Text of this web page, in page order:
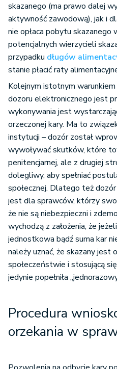
skazanego (ma prawo dalej
aktywność zawodową), jak i
nie opłaca pobytu skazanego
potencjalnych wierzycieli
przypadku długów
stanie płacić raty
Kolejnym istotnym
dozoru elektronicznego jest
wykonywania jest
orzeczonej kary. Ma to
instytucji – dozór został
wywoływać skutków, które
penitencjarnej, ale z drugiej
dolegliwy, aby spełniać
społecznej. Dlatego też
jest dla sprawców, którzy
że nie są niebezpieczni i
wychodzą z założenia, że
jednostkowa bądź suma kar
należy uznać, że skazany jest
społeczeństwie i stosującą
jedynie popełniła
Procedura
orzekania w